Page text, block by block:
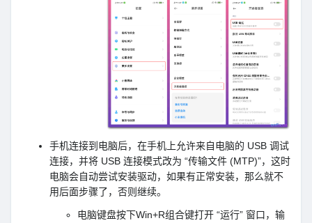
手机连接到电脑后，在手机上允许来自电脑的 USB 调试
连接，并将 USB 连接模式改为 “传输文件 (MTP)”，这时
电脑会自动尝试安装驱动，如果有正常安装，那么就不
用后面步骤了，否则继续。
电脑键盘按下Win+R组合键打开 “运行” 窗口，输